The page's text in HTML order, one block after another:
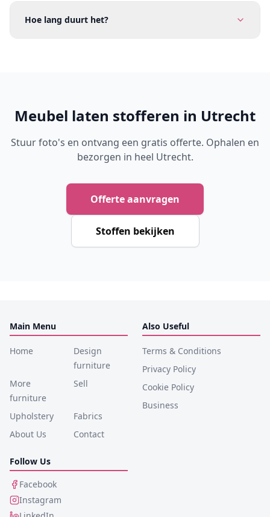
Hoe lang duurt het?
Meubel laten stofferen in Utrecht
Stuur foto's en ontvang een gratis offerte. Ophalen en
bezorgen in heel Utrecht.
Offerte aanvragen
Stoffen bekijken
Main Menu
Home
Design
furniture
More
furniture
Sell
Upholstery
Fabrics
About Us
Contact
Also Useful
Terms & Conditions
Privacy Policy
Cookie Policy
Business
Follow Us
Facebook
Instagram